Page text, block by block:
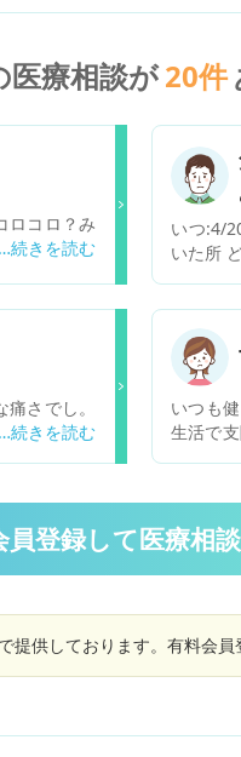
医療相談が20件
ロコロ？み
、時間が経
るが、以
クする感
るので、
。
いつ:4/
いた所
状が出
もらい
で治っ
みがあ
す。上
ります。 一晩寝て昨日より痛みも治った
が、や
今回は約2週
に合わ
える事
す。 知りたい事 今日も安静にして様子を見て明
さでし。
まいます。
いつも
生活で
のでし
員登録して医療相
提供しております。有料会